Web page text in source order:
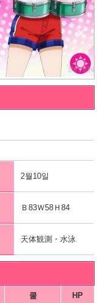
2월10일
Ｂ83Ｗ58Ｈ84
天体観測・水泳
쿨 HP